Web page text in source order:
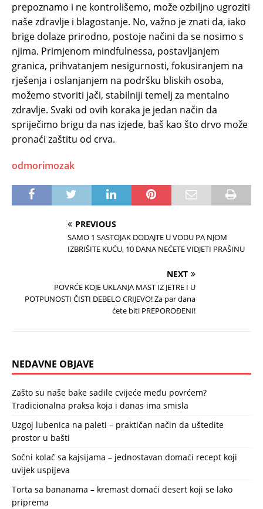
prepoznamo i ne kontrolišemo, može ozbiljno ugroziti
naše zdravlje i blagostanje. No, važno je znati da, iako
brige dolaze prirodno, postoje načini da se nosimo s
njima. Primjenom mindfulnessa, postavljanjem
granica, prihvatanjem nesigurnosti, fokusiranjem na
rješenja i oslanjanjem na podršku bliskih osoba,
možemo stvoriti jači, stabilniji temelj za mentalno
zdravlje. Svaki od ovih koraka je jedan način da
spriječimo brigu da nas izjede, baš kao što drvo može
pronaći zaštitu od crva.
odmorimozak
PREVIOUS
SAMO 1 SASTOJAK DODAJTE U VODU PA NJOM
IZBRIŠITE KUĆU, 10 DANA NEĆETE VIDJETI PRAŠINU
NEXT
POVRĆE KOJE UKLANJA MAST IZ JETRE I U
POTPUNOSTI ČISTI DEBELO CRIJEVO! Za par dana
ćete biti PREPOROĐENI!
NEDAVNE OBJAVE
Zašto su naše bake sadile cvijeće među povrćem?
Tradicionalna praksa koja i danas ima smisla
Uzgoj lubenica na paleti – praktičan način da uštedite
prostor u bašti
Sočni kolač sa kajsijama – jednostavan domaći recept koji
uvijek uspijeva
Torta sa bananama – kremast domaći desert koji se lako
priprema